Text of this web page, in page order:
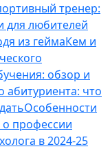
тренер:
для любителей
из геймаКем и
обзор и
абитуриента: что
Особенности
о профессии
в 2024-25